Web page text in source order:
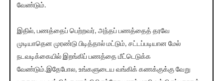
வேண்டும்.
இதில், பணத்தைப் பெற்றவர், அந்தப் பணத்தைத் தரவே
முடியாதென முரண்டு பிடித்தால் மட்டும், சட்டப்படியான மேல்
நடவடிக்கையில் இறங்கிப் பணத்தை மீட்டெடுக்க
வேண்டும்.இதேபோல, உங்களுடைய வங்கிக் கணக்குக்கு வேறு